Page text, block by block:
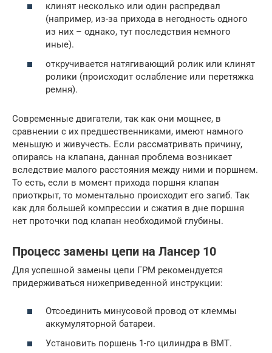
клинят несколько или один распредвал
(например, из-за прихода в негодность одного
из них – однако, тут последствия немного
иные).
откручивается натягивающий ролик или клинят
ролики (происходит ослабление или перетяжка
ремня).
Современные двигатели, так как они мощнее, в
сравнении с их предшественниками, имеют намного
меньшую и живучесть. Если рассматривать причину,
опираясь на клапана, данная проблема возникает
вследствие малого расстояния между ними и поршнем.
То есть, если в момент прихода поршня клапан
приоткрыт, то моментально происходит его загиб. Так
как для большей компрессии и сжатия в дне поршня
нет проточки под клапан необходимой глубины.
Процесс замены цепи на Лансер 10
Для успешной замены цепи ГРМ рекомендуется
придерживаться нижеприведенной инструкции:
Отсоединить минусовой провод от клеммы
аккумуляторной батареи.
Установить поршень 1-го цилиндра в ВМТ.